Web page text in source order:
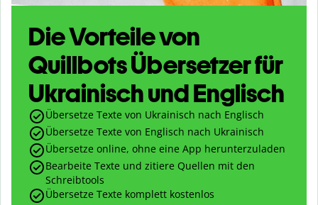
Die Vorteile von
Quillbots Übersetzer für
Ukrainisch und Englisch
Übersetze Texte von Ukrainisch nach Englisch
Übersetze Texte von Englisch nach Ukrainisch
Übersetze online, ohne eine App herunterzuladen
Bearbeite Texte und zitiere Quellen mit den
Schreibtools
Übersetze Texte komplett kostenlos